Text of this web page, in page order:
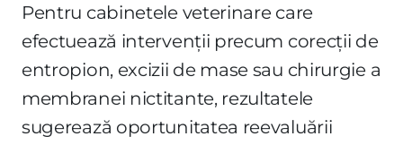
Pentru cabinetele veterinare care
efectuează intervenții precum corecții de
entropion, excizii de mase sau chirurgie a
membranei nictitante, rezultatele
sugerează oportunitatea reevaluării